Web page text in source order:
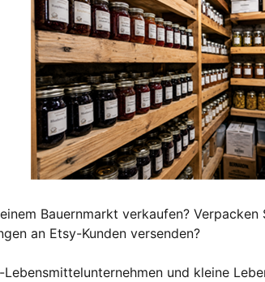
Bauernmarkt verkaufen?
an Etsy-Kunden versenden?
und kleine